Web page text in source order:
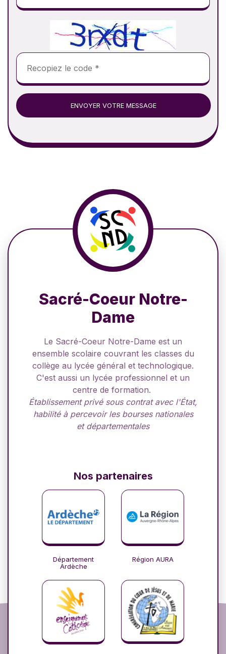
ENVOYER VOTRE MESSAGE
Sacré-Coeur Notre-
Dame
Le Sacré-Coeur Notre-Dame est un
ensemble scolaire couvrant les classes du
collège au lycée général et technologique.
C'est aussi un lycée professionnel et un
centre de formation.
Établissement privé sous contrat avec l'État,
habilité à percevoir les bourses nationales
et départementales
Nos partenaires
Département
Ardèche
Région AURA